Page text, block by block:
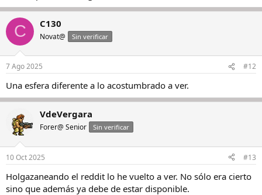
C C130
Novat@ Sin verificar
7 Ago 2025 #12
Una esfera diferente a lo acostumbrado a ver.
VdeVergara
Forer@ Senior Sin verificar
10 Oct 2025 #13
Holgazaneando el reddit lo he vuelto a ver. No sólo era cierto
sino que además ya debe de estar disponible.